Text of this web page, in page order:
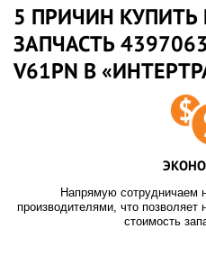
5 ПРИЧИН КУПИТЬ
ЗАПЧАСТЬ
V61PN В
Напрямую сотрудничаем
производителями, что
стоимость